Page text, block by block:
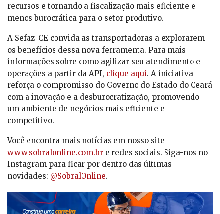
recursos e tornando a fiscalização mais eficiente e
menos burocrática para o setor produtivo.
A Sefaz-CE convida as transportadoras a explorarem
os benefícios dessa nova ferramenta. Para mais
informações sobre como agilizar seu atendimento e
operações a partir da API, clique aqui. A iniciativa
reforça o compromisso do Governo do Estado do Ceará
com a inovação e a desburocratização, promovendo
um ambiente de negócios mais eficiente e
competitivo.
Você encontra mais notícias em nosso site
www.sobralonline.com.br e redes sociais. Siga-nos no
Instagram para ficar por dentro das últimas
novidades: @SobralOnline.